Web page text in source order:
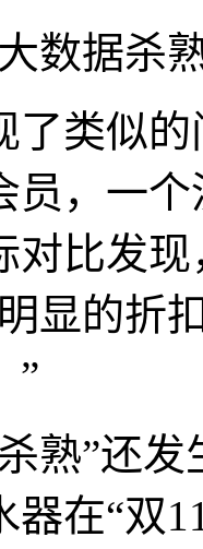
据杀熟
类似的
员，一
对比发
显的折
”
”还发
器在“双